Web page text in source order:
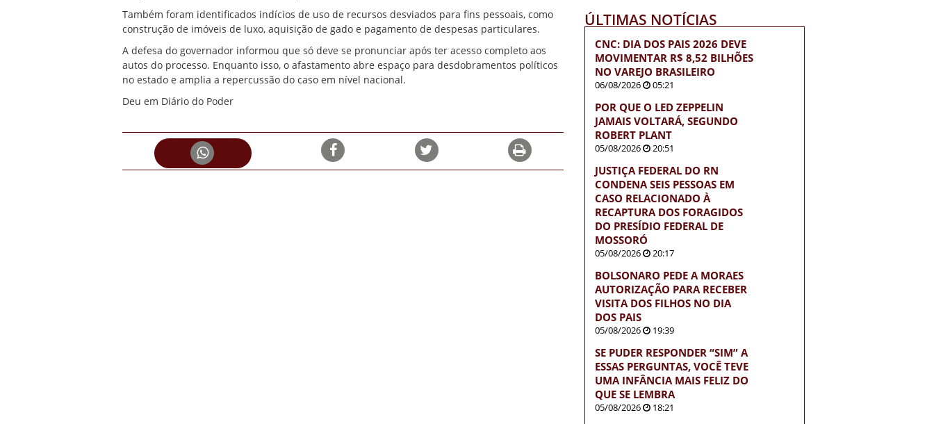
Também foram identificados indícios de uso de recursos desviados para fins pessoais, como
construção de imóveis de luxo, aquisição de gado e pagamento de despesas particulares.
A defesa do governador informou que só deve se pronunciar após ter acesso completo aos
autos do processo. Enquanto isso, o afastamento abre espaço para desdobramentos políticos
no estado e amplia a repercussão do caso em nível nacional.
Deu em Diário do Poder
ÚLTIMAS NOTÍCIAS
CNC: DIA DOS PAIS 2026 DEVE
MOVIMENTAR R$ 8,52 BILHÕES
NO VAREJO BRASILEIRO
06/08/2026 05:21
POR QUE O LED ZEPPELIN
JAMAIS VOLTARÁ, SEGUNDO
ROBERT PLANT
05/08/2026 20:51
JUSTIÇA FEDERAL DO RN
CONDENA SEIS PESSOAS EM
CASO RELACIONADO À
RECAPTURA DOS FORAGIDOS
DO PRESÍDIO FEDERAL DE
MOSSORÓ
05/08/2026 20:17
BOLSONARO PEDE A MORAES
AUTORIZAÇÃO PARA RECEBER
VISITA DOS FILHOS NO DIA
DOS PAIS
05/08/2026 19:39
SE PUDER RESPONDER “SIM” A
ESSAS PERGUNTAS, VOCÊ TEVE
UMA INFÂNCIA MAIS FELIZ DO
QUE SE LEMBRA
05/08/2026 18:21